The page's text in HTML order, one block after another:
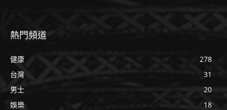
熱門頻道
健康
278
台灣
31
男士
20
娛樂
18